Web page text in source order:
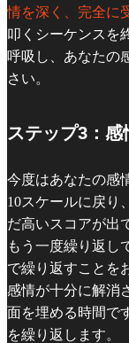
情を深く、完全に
叩くシーケンスを
呼吸し、あなたの
さい。
ステップ3：
今度はあなたの感
10スケールに戻り
だ高いスコアが出
もう一度繰り返し
で繰り返すことを
感情が十分に解消
面を埋める時間で
を繰り返します。